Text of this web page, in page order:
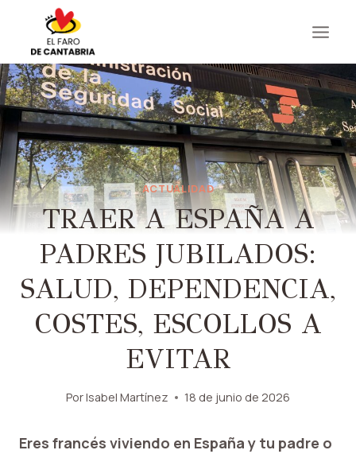
contenido
ACTUALIDAD
TRAER A ESPAÑA A
PADRES JUBILADOS:
SALUD, DEPENDENCIA,
COSTES, ESCOLLOS A
EVITAR
PorIsabel Martínez 18 de junio de 2026
Eres francés viviendo en España y tu padre o